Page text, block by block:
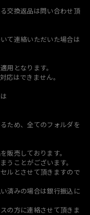
交換返品は問い合わせ頂
て連絡いただいた場合は
用となります。
応はできません。
ため、全てのフォルダを
販売しております。
うことがございます。
ルとさせて頂きますので
済みの場合は銀行振込に
の方に連絡させて頂きま